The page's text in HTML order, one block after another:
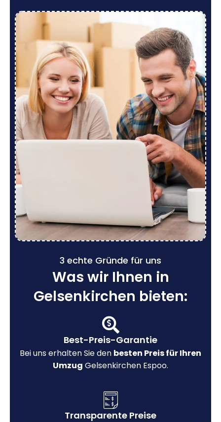
3 echte Gründe für uns
Was wir Ihnen in
Gelsenkirchen bieten:
Best-Preis-Garantie
Bei uns erhalten Sie den besten Preis für Ihren
Umzug Gelsenkirchen Espoo.
Transparente Preise